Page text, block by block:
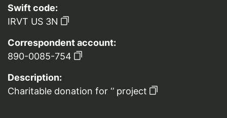
Swift code:
IRVT US 3N
Correspondent account:
890-0085-754
Description:
Charitable donation for ‘’ project